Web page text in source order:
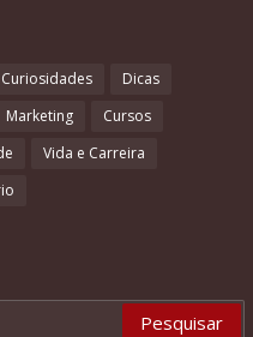
Curiosidades
Dicas
Marketing
Cursos
Vida e Carreira